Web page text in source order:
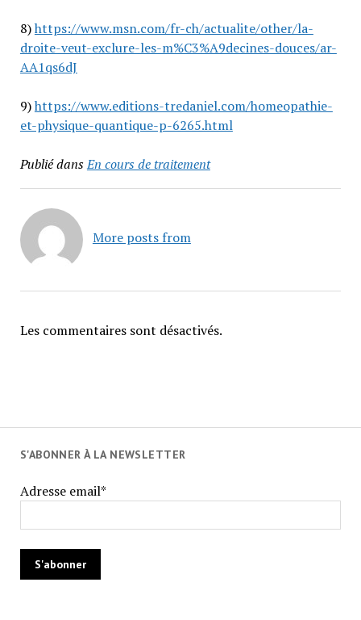
8)https://www.msn.com/fr-ch/actualite/other/la-
droite-veut-exclure-les-m%C3%A9decines-douces/ar-
AA1qs6dJ
9)https://www.editions-tredaniel.com/homeopathie-
et-physique-quantique-p-6265.html
Publié dansEn cours de traitement
More posts from
Les commentaires sont désactivés.
S'ABONNER À LA NEWSLETTER
Adresse email*